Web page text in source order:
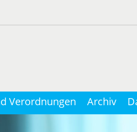
Verordnungen Archiv